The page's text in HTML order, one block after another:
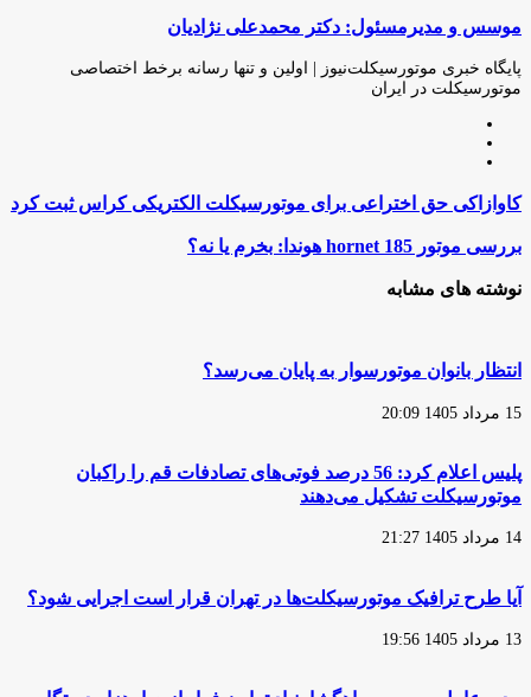
از
ایمیل
موسس و مدیرمسئول: دکتر محمدعلی نژادیان
پایگاه خبری موتورسیکلت‌نیوز | اولین و تنها رسانه برخط اختصاصی
موتورسیکلت در ایران
کاوازاکی
حق
اختراعی
برای
موتورسیکلت
الکتریکی
کرد
کاوازاکی حق اختراعی برای موتورسیکلت الکتریکی کراس ثبت کرد
بررسی
hornet
185
یا
نه؟
بررسی موتور hornet 185 هوندا: بخرم یا نه؟
نوشته های مشابه
انتظار بانوان موتورسوار به پایان می‌رسد؟
15 مرداد 1405 20:09
پلیس اعلام کرد: 56 درصد فوتی‌های تصادفات قم را راکبان
موتورسیکلت تشکیل می‌دهند
14 مرداد 1405 21:27
آیا طرح ترافیک موتورسیکلت‌ها در تهران قرار است اجرایی شود؟
13 مرداد 1405 19:56